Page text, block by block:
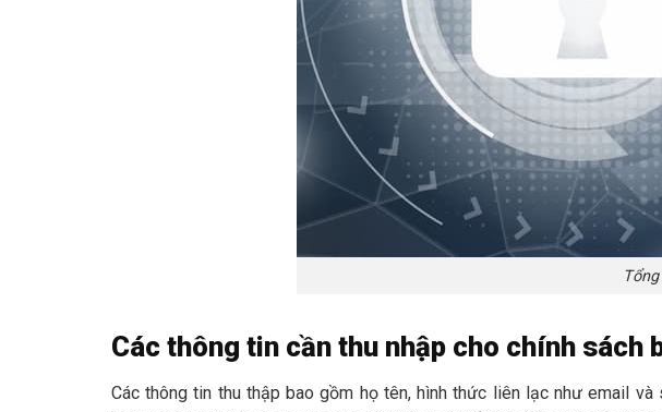
Các thông tin cần thu nhập cho chính sách
Các thông tin thu thập bao gồm họ tên, hình thức liên lạc như email